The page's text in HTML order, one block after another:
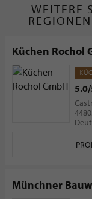
WEITERE
Küchen Rochol
Münchner